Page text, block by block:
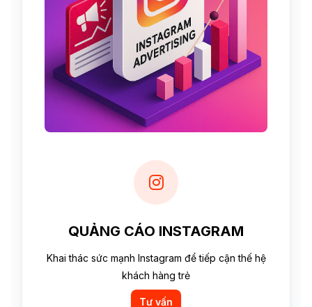
QUẢNG CÁO INSTAGRAM
Khai thác sức mạnh Instagram để tiếp cận thế hệ
khách hàng trẻ
Tư vấn